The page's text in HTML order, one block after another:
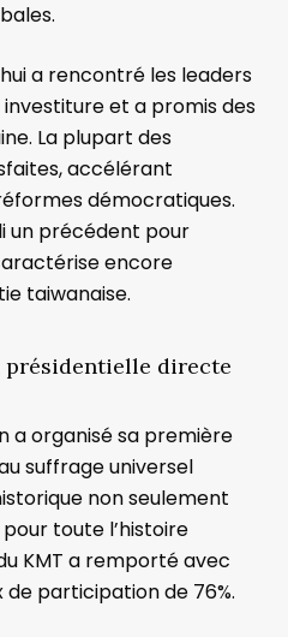
a rencontré les leaders
et a promis des
La plupart des
accélérant
démocratiques.
un précédent pour
encore
taiwanaise.
directe
a organisé sa première
suffrage universel
non seulement
toute l’histoire
KMT a remporté avec
de participation de 76%.